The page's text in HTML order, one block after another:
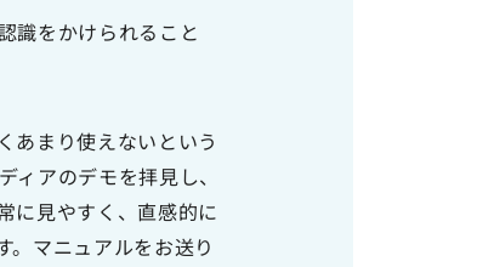
識をかけられること
あまり使えないという
アのデモを拝見し、
に見やすく、直感的に
。マニュアルをお送り